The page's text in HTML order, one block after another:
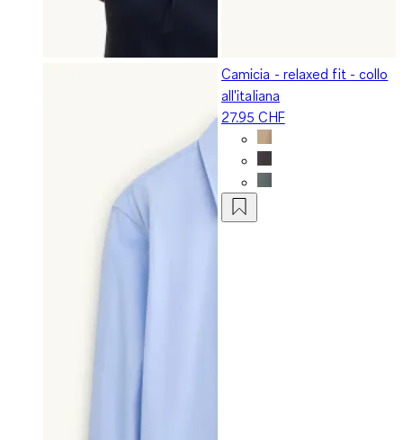
Camicia - relaxed fit - collo
all'italiana
27.95 CHF